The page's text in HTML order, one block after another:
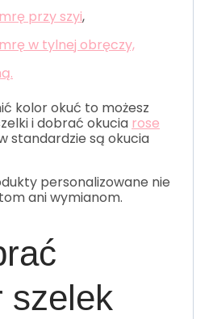
przy szyi,
w tylnej obręczy,
kolor okuć to możesz
i dobrać okucia rose
standardzie są okucia
personalizowane nie
ani wymianom.
szelek